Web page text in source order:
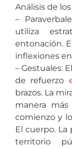
Análisis de
–
utiliza
entonación.
inflexiones
– Gestuales:
de refuerzo
brazos. La
manera
comienzo y
El cuerpo. La
territorio